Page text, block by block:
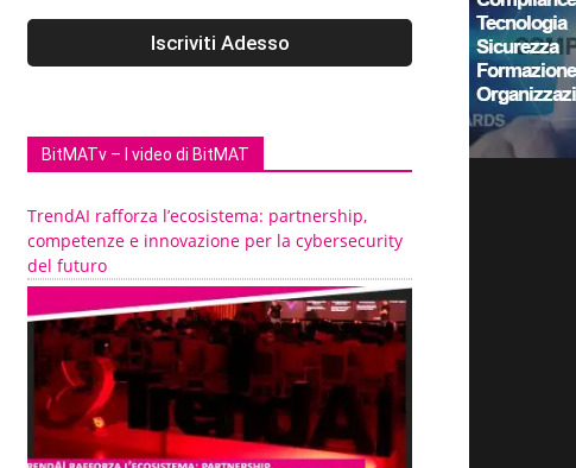
BitMATv – I video di BitMAT
TrendAI rafforza l’ecosistema: partnership,
competenze e innovazione per la cybersecurity
del futuro